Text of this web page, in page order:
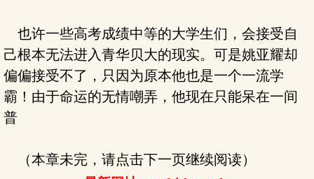
也许一些高考成绩中等的大学生们，会接受自
己根本无法进入青华贝大的现实。可是姚亚耀却
偏偏接受不了，只因为原本他也是一个一流学
霸！由于命运的无情嘲弄，他现在只能呆在一间
普
（本章未完，请点击下一页继续阅读）